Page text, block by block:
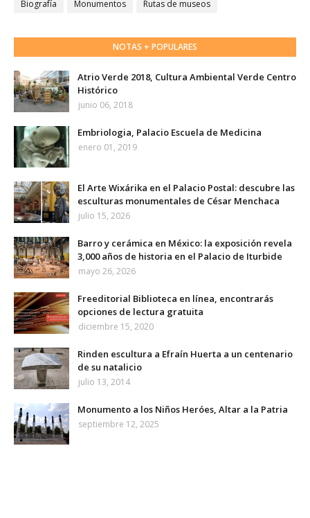
Biografía
Monumentos Rutas de museos
NOTAS + POPULARES
Atrio Verde 2018, Cultura Ambiental Verde Centro
Histórico
junio 06, 2018
Embriologia, Palacio Escuela de Medicina
enero 01, 2019
El Arte Wixárika en el Palacio Postal: descubre las
esculturas monumentales de César Menchaca
julio 15, 2026
Barro y cerámica en México: la exposición revela
3,000 años de historia en el Palacio de Iturbide
mayo 26, 2026
Freeditorial Biblioteca en línea, encontrarás
opciones de lectura gratuita
diciembre 15, 2020
Rinden escultura a Efraín Huerta a un centenario
de su natalicio
julio 13, 2014
Monumento a los Niños Heróes, Altar a la Patria
septiembre 12, 2025